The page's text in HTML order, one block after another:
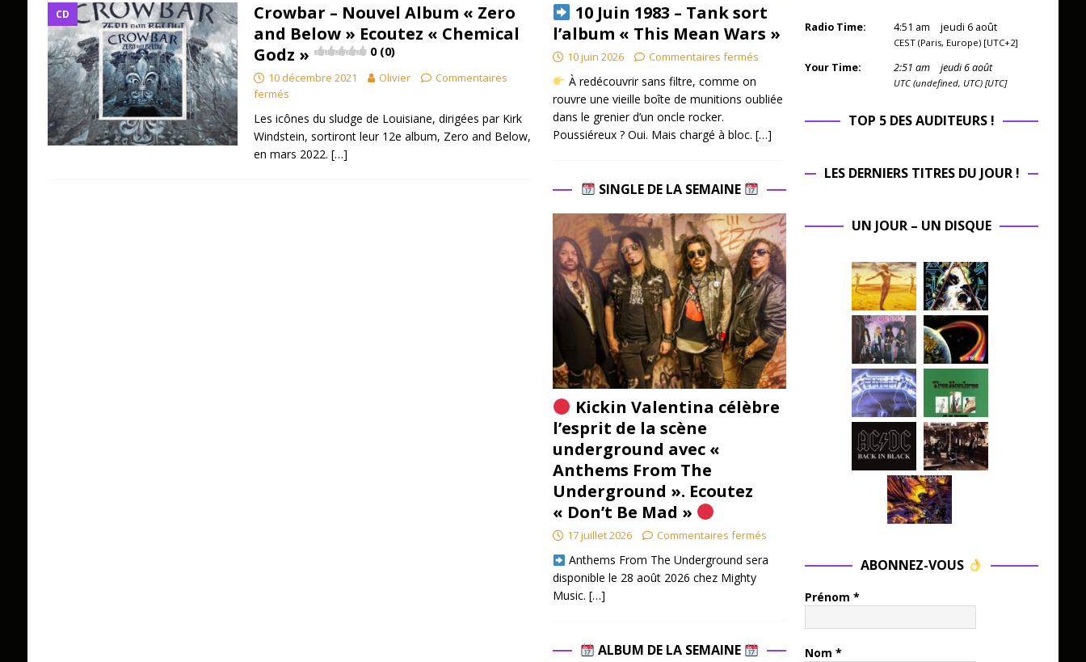
CD
Crowbar – Nouvel Album « Zero
and Below » Ecoutez « Chemical
Godz »
0 (0)
10 décembre 2021 Olivier
Commentaires
fermés
Les icônes du sludge de Louisiane, dirigées par Kirk
Windstein, sortiront leur 12e album, Zero and Below,
en mars 2022. […]
10 Juin 1983 – Tank sort
l’album « This Mean Wars »
10 juin 2026 Commentaires fermés
À redécouvrir sans filtre, comme on
rouvre une vieille boîte de munitions oubliée
dans le grenier d’un oncle rocker.
Poussiéreux ? Oui. Mais chargé à bloc. […]
SINGLE DE LA SEMAINE
Kickin Valentina célèbre
l’esprit de la scène
underground avec «
Anthems From The
Underground ». Ecoutez
« Don’t Be Mad »
17 juillet 2026 Commentaires fermés
​ Anthems From The Underground sera
disponible le 28 août 2026 chez Mighty
Music. […]
ALBUM DE LA SEMAINE
Radio Time: 4:51 am jeudi 6 août
CEST (Paris, Europe) [UTC+2]
Your Time: 2:51 am jeudi 6 août
UTC (undefined, UTC) [UTC]
TOP 5 DES AUDITEURS !
LES DERNIERS TITRES DU JOUR !
UN JOUR – UN DISQUE
ABONNEZ-VOUS
Prénom *
Nom *